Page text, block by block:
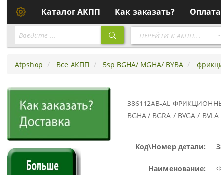
Каталог АКПП Как заказать?
Перейти
к
ПЕРЕЙТИ К АКПП...
Atpshop Все АКПП 5sp BGHA/ MGHA/ BYBA
386112AB-AL
BGHA / BGRA / BVGA /
Код\Номер детали:
Наименование: